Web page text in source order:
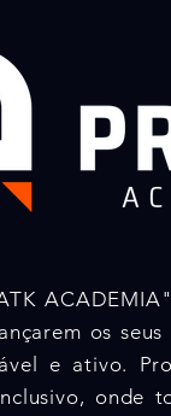
os
e ativo.
onde